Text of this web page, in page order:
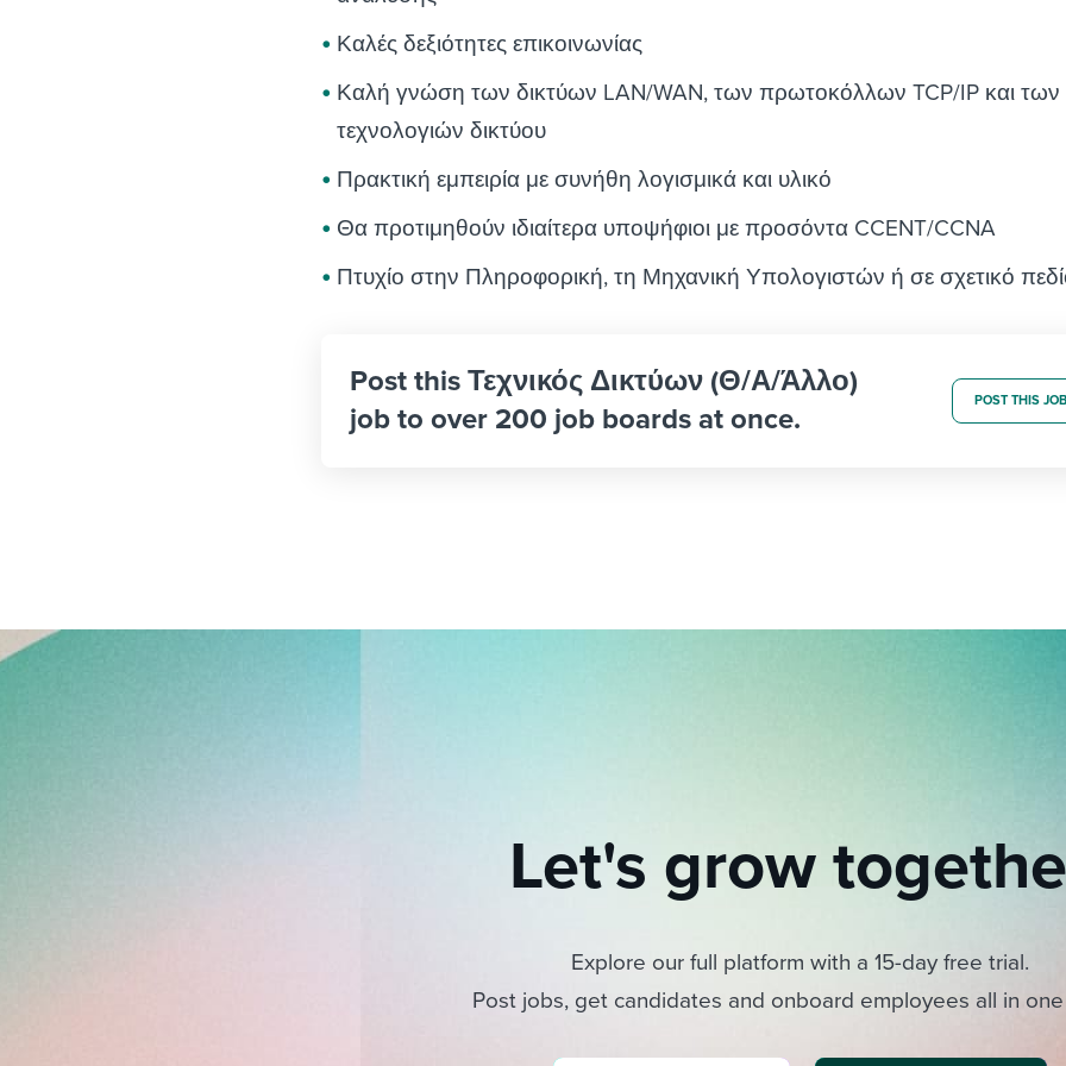
Καλές δεξιότητες επικοινωνίας
Καλή γνώση των δικτύων LAN/WAN, των πρωτοκόλλων TCP/IP και των
τεχνολογιών δικτύου
Πρακτική εμπειρία με συνήθη λογισμικά και υλικό
Θα προτιμηθούν ιδιαίτερα υποψήφιοι με προσόντα CCENT/CCNA
Πτυχίο στην Πληροφορική, τη Μηχανική Υπολογιστών ή σε σχετικό
Post this Τεχνικός Δικτύων (Θ/Α/Άλλο)
job to over 200 job boards at once.
POST THIS
Let's grow
Explore our full platform with a 15-day free trial.
Post jobs, get candidates and onboard employees all in